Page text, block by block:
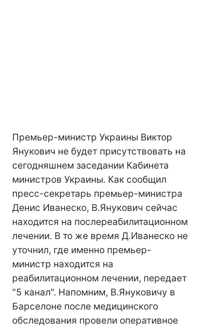
Премьер-министр Украины Виктор
Янукович не будет присутствовать на
сегодняшнем заседании Кабинета
министров Украины. Как сообщил
пресс-секретарь премьер-министра
Денис Иванеско, В.Янукович сейчас
находится на послереабилитационном
лечении. В то же время Д.Иванеско не
уточнил, где именно премьер-
министр находится на
реабилитационном лечении, передает
"5 канал". Напомним, В.Януковичу в
Барселоне после медицинского
обследования провели оперативное